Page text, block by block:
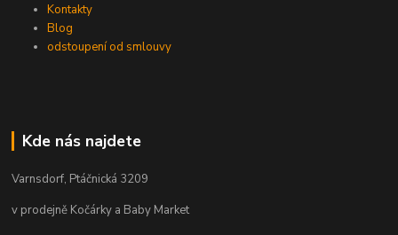
Kontakty
Blog
odstoupení od smlouvy
Kde nás najdete
Varnsdorf, Ptáčnická 3209
v prodejně Kočárky a Baby Market